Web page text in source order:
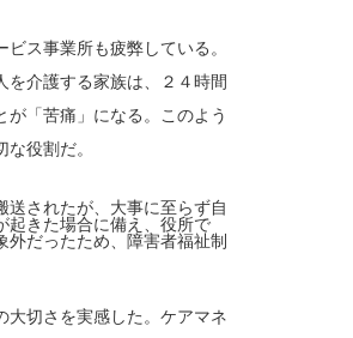
ス事業所も疲弊している。
を介護する家族は、２４時間
「苦痛」になる。このよう
役割だ。
されたが、大事に至らず自
起きた場合に備え、役所で
外だったため、障害者福祉制
切さを実感した。ケアマネ